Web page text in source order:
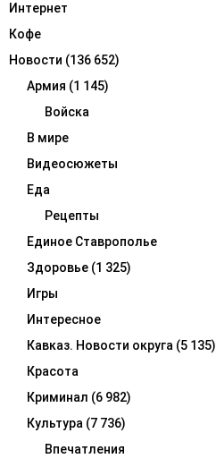
Интернет
Кофе
Новости (136 652)
Армия (1 145)
Войска
В мире
Видеосюжеты
Еда
Рецепты
Единое Ставрополье
Здоровье (1 325)
Игры
Интересное
Кавказ. Новости округа (5 135)
Красота
Криминал (6 982)
Культура (7 736)
Впечатления